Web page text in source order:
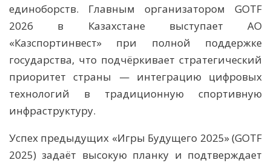
единоборств. Главным организатором GOTF
2026 в Казахстане выступает АО
«Казспортинвест» при полной поддержке
государства, что подчёркивает стратегический
приоритет страны — интеграцию цифровых
технологий в традиционную спортивную
инфраструктуру.
Успех предыдущих «Игры Будущего 2025» (GOTF
2025) задаёт высокую планку и подтверждает